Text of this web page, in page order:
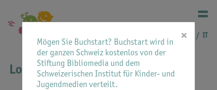
FR IT
Login
×
Mögen Sie Buchstart? Buchstart wird in
der ganzen Schweiz kostenlos von der
Stiftung Bibliomedia und dem
Schweizerischen Institut für Kinder- und
Jugendmedien verteilt.